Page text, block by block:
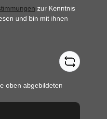
zur Kenntnis
und bin mit ihnen
oben abgebildeten